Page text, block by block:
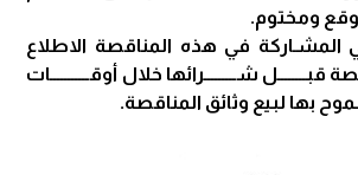
ومختوم.
المشـاركة في هذه المناقصة الاطلاع
شـــــــــرائها خلال أوقـــــــــــات
بها لبيع وثائق المناقصة.